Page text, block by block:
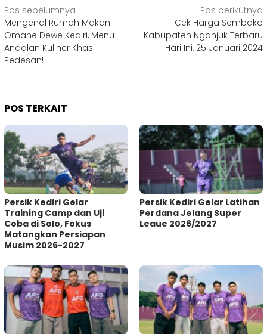
Navigasi
pos
Pos sebelumnya
Mengenal Rumah Makan
Omahe Dewe Kediri, Menu
Andalan Kuliner Khas
Pedesan!
Pos berikutnya
Cek Harga Sembako
Kabupaten Nganjuk Terbaru
Hari Ini, 25 Januari 2024
POS TERKAIT
Persik Kediri Gelar
Training Camp dan Uji
Coba di Solo, Fokus
Matangkan Persiapan
Musim 2026-2027
Persik Kediri Gelar Latihan
Perdana Jelang Super
Leaue 2026/2027